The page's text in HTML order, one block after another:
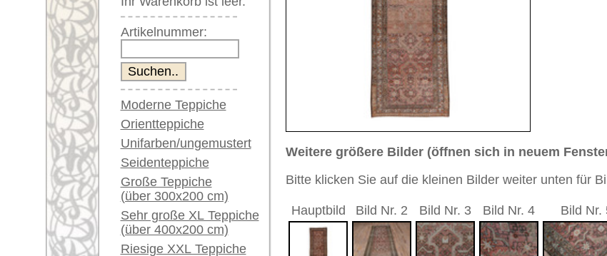
Riesige XXL Teppiche
(über 600x200 cm)
Läufer / Galerien
Runde & ovale Teppiche
Antike Teppiche
Antike China Teppiche
Blaue Teppiche
Graue Teppiche
Braune Teppiche
Blaue Teppiche
Grüne Teppiche
Rot/pink/flieder/lila
Beige/hell/cremefarben
Ein kleines Teppich-
Glossar...
Händler können ihre
großen Teppiche hier
verkaufen
Info Center
Bild Nr. 6
Artikelnummer:
Name/Provenienz:
Malayer, ca. 1930
Ursprungsland:
439 x 102 cm (Läufer)
Herstellungsjahr:
Flor: Wolle
Musterung:
Grundfarbe:
Bemerkungen:
Unikat. Handgeknüpfter / traditionell orientalischer Teppich
Der Flor dieses Teppichs besteht aus Wolle